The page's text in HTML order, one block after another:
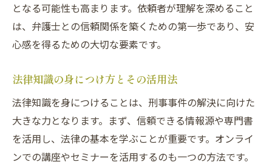
となる可能性も高まります。依頼者が理解を深めること
は、弁護士との信頼関係を築くための第一歩であり、安
心感を得るための大切な要素です。
法律知識の身につけ方とその活用法
法律知識を身につけることは、刑事事件の解決に向けた
大きな力となります。まず、信頼できる情報源や専門書
を活用し、法律の基本を学ぶことが重要です。オンライ
ンでの講座やセミナーを活用するのも一つの方法です。